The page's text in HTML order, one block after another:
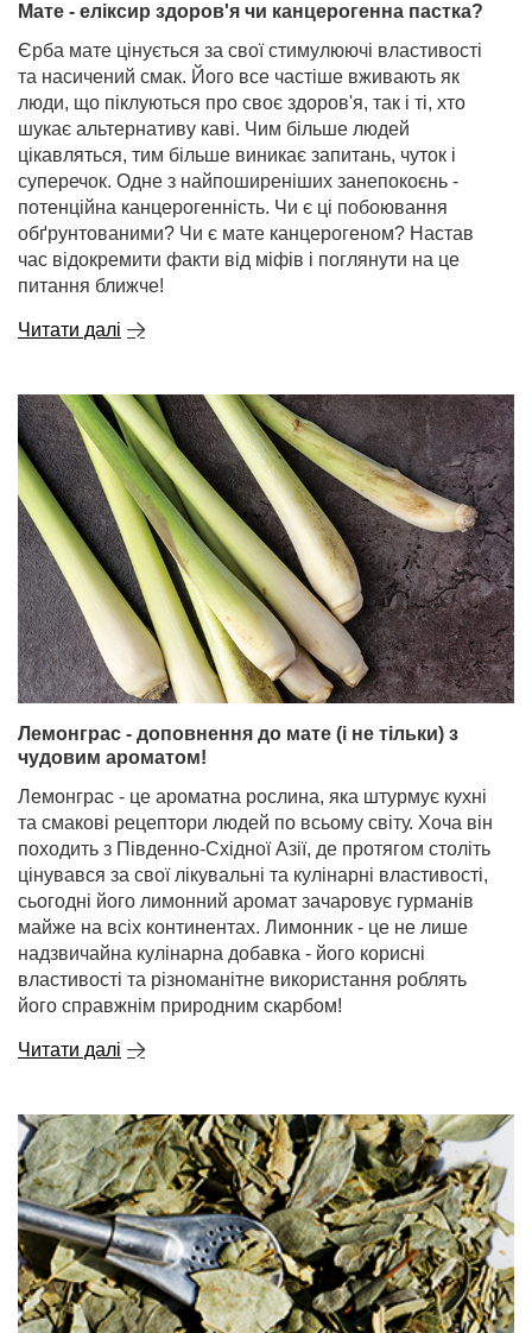
Мате - еліксир здоров'я чи канцерогенна пастка?
Єрба мате цінується за свої стимулюючі властивості
та насичений смак. Його все частіше вживають як
люди, що піклуються про своє здоров'я, так і ті, хто
шукає альтернативу каві. Чим більше людей
цікавляться, тим більше виникає запитань, чуток і
суперечок. Одне з найпоширеніших занепокоєнь -
потенційна канцерогенність. Чи є ці побоювання
обґрунтованими? Чи є мате канцерогеном? Настав
час відокремити факти від міфів і поглянути на це
питання ближче!
Читати далі
Лемонграс - доповнення до мате (і не тільки) з
чудовим ароматом!
Лемонграс - це ароматна рослина, яка штурмує кухні
та смакові рецептори людей по всьому світу. Хоча він
походить з Південно-Східної Азії, де протягом століть
цінувався за свої лікувальні та кулінарні властивості,
сьогодні його лимонний аромат зачаровує гурманів
майже на всіх континентах. Лимонник - це не лише
надзвичайна кулінарна добавка - його корисні
властивості та різноманітне використання роблять
його справжнім природним скарбом!
Читати далі